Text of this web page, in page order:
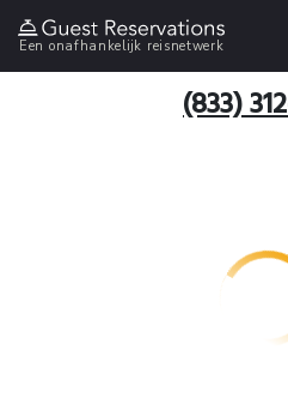
Een onafhankelijk reisnetwerk
(833)